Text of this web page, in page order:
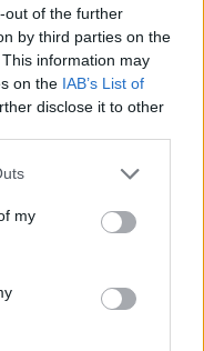
out of the further
by third parties on the
information may
on the IAB’s List of
disclose it to other
my
και Novibet
μαζί: Ανανέωση της
τους μέχρι το
σειρά δεικτών
Επιδαύρου άνοιξε τις